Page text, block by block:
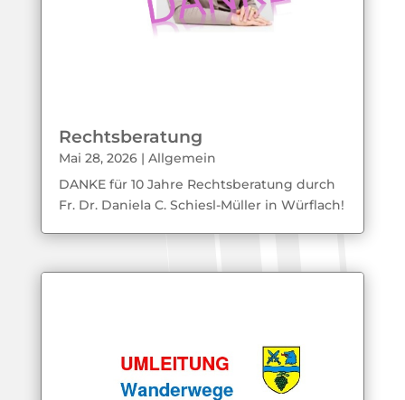
Rechtsberatung
Mai 28, 2026| Allgemein
DANKE für 10 Jahre Rechtsberatung durch
Fr. Dr. Daniela C. Schiesl-Müller in Würflach!